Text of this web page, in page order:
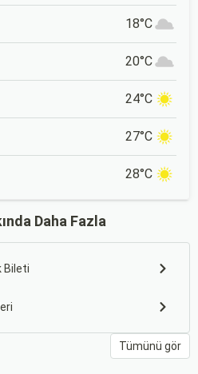
18°C
20°C
24°C
27°C
28°C
Daha Fazla
Bileti
Tümünü gör